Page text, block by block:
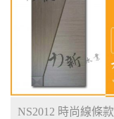
NS2012 時尚線條款